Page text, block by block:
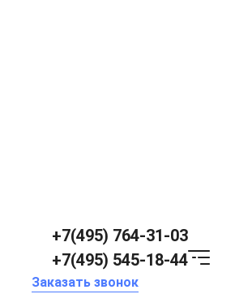
+7(495) 764-31-03
+7(495) 545-18-44
Заказать звонок